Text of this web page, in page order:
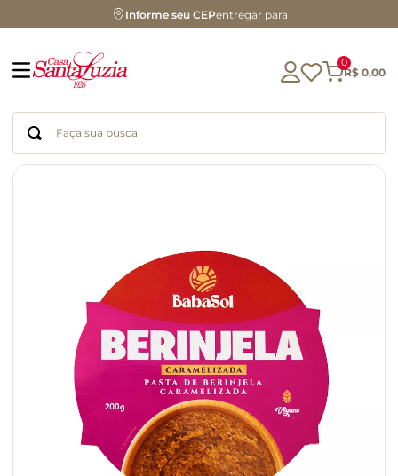
Informe seu CEPentregar para
0
R$ 0,00
Faça sua busca
macarrão